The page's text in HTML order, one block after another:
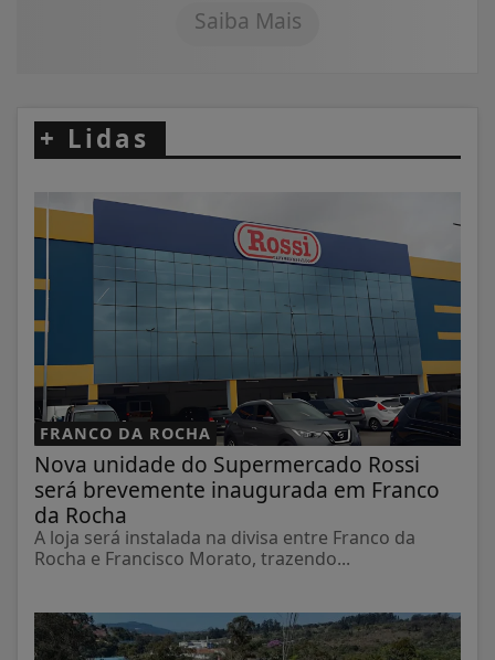
Saiba Mais
+ Lidas
FRANCO DA ROCHA
Nova unidade do Supermercado Rossi
será brevemente inaugurada em Franco
da Rocha
A loja será instalada na divisa entre Franco da
Rocha e Francisco Morato, trazendo...